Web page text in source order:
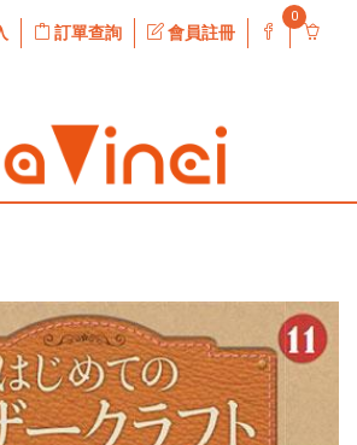
訂單查詢 會員註冊
0